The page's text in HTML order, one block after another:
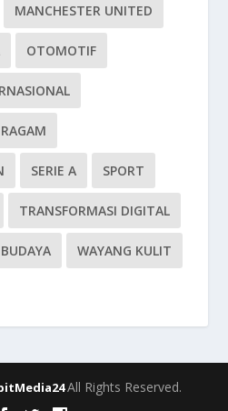
MANCHESTER UNITED
OTOMOTIF
RAGAM
SERIE A SPORT
TRANSFORMASI DIGITAL
WAYANG KULIT
All Rights Reserved.